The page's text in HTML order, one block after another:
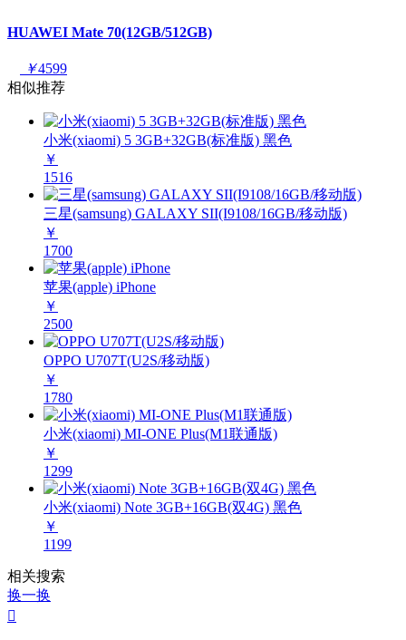
HUAWEI Mate 70(12GB/512GB)
￥4599
相似推荐
小米(xiaomi) 5 3GB+32GB(标准版) 黑色
￥
1516
三星(samsung) GALAXY SII(I9108/16GB/移动版)
￥
1700
苹果(apple) iPhone
￥
2500
OPPO U707T(U2S/移动版)
￥
1780
小米(xiaomi) MI-ONE Plus(M1联通版)
￥
1299
小米(xiaomi) Note 3GB+16GB(双4G) 黑色
￥
1199
相关搜索
换一换
